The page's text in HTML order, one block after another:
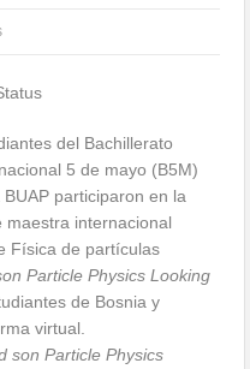
del Bachillerato
5 de mayo (B5M)
BUAP participaron en la
maestra internacional
Física de partículas
Particle Physics Looking
de Bosnia y
virtual.
son Particle Physics